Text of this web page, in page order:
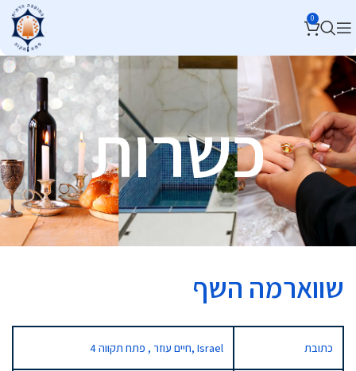
0
כשרות
שווארמה השף
כתובת 4 חיים עוזר , פתח תקווה, Israel